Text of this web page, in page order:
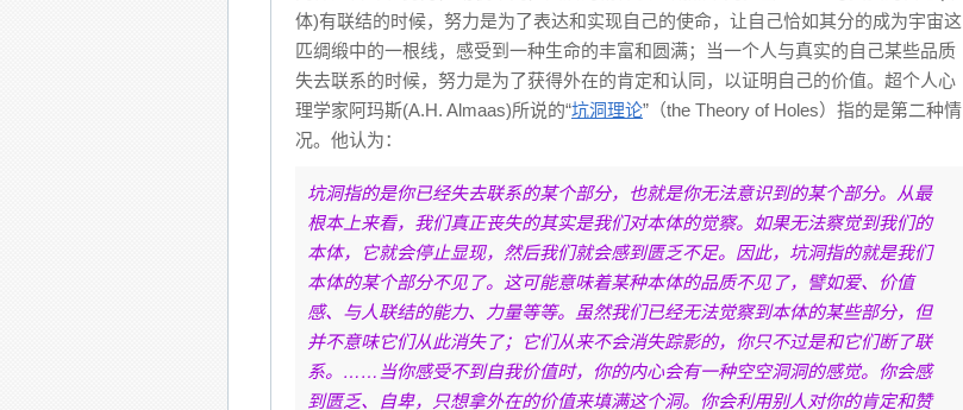
体)有联结的时候，努力是为了表达和实现自己的使命，让自己恰如其分的成为宇宙这
匹绸缎中的一根线，感受到一种生命的丰富和圆满；当一个人与真实的自己某些品质
失去联系的时候，努力是为了获得外在的肯定和认同，以证明自己的价值。超个人心
理学家阿玛斯(A.H. Almaas)所说的“坑洞理论”（the Theory of Holes）指的是第二种情
况。他认为：
坑洞指的是你已经失去联系的某个部分，也就是你无法意识到的某个部分。从最
根本上来看，我们真正丧失的其实是我们对本体的觉察。如果无法察觉到我们的
本体，它就会停止显现，然后我们就会感到匮乏不足。因此，坑洞指的就是我们
本体的某个部分不见了。这可能意味着某种本体的品质不见了，譬如爱、价值
感、与人联结的能力、力量等等。虽然我们已经无法觉察到本体的某些部分，但
并不意味它们从此消失了；它们从来不会消失踪影的，你只不过是和它们断了联
系。……当你感受不到自我价值时，你的内心会有一种空空洞洞的感觉。你会感
到匮乏、自卑，只想拿外在的价值来填满这个洞。你会利用别人对你的肯定和赞